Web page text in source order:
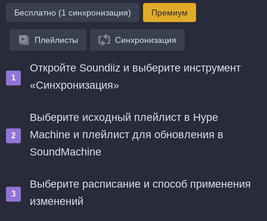
Бесплатно (1 синхронизация) Премиум
Плейлисты Синхронизация
Откройте Soundiiz и выберите инструмент
«Синхронизация»
Выберите исходный плейлист в Hype
Machine и плейлист для обновления в
SoundMachine
Выберите расписание и способ применения
изменений